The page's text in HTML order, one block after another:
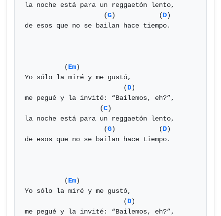
la noche está para un reggaetón lento,
                    (
G)           (D)
de esos que no se bailan hace tiempo.
          (
Em)
Yo sólo la miré y me gustó,
                         (
D)
me pegué y la invité: “Bailemos, eh?”,
                   (
C)
la noche está para un reggaetón lento,
                    (
G)           (D)
de esos que no se bailan hace tiempo.
          (
Em)
Yo sólo la miré y me gustó,
                         (
D)
me pegué y la invité: “Bailemos, eh?”,